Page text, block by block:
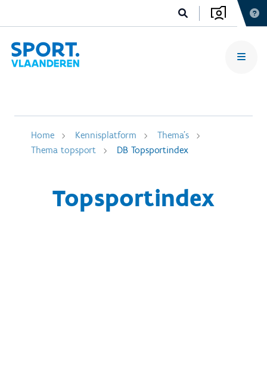
Home Kennisplatform
Thema's
Thema topsport
DB Topsportindex
Topsportindex